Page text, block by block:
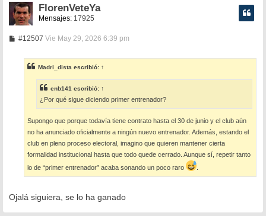
FlorenVeteYa
Mensajes: 17925
#12507M
a
j
e
Vie May 29, 2026 6:39 pm
Madri_dista escribió: ↑
enb141 escribió: ↑
¿Por qué sigue diciendo primer entrenador?
Supongo que porque todavía tiene contrato hasta el 30 de junio y el club aún
no ha anunciado oficialmente a ningún nuevo entrenador. Además, estando el
club en pleno proceso electoral, imagino que quieren mantener cierta
formalidad institucional hasta que todo quede cerrado. Aunque sí, repetir tanto
lo de “primer entrenador” acaba sonando un poco raro
Ojalá siguiera, se lo ha ganado